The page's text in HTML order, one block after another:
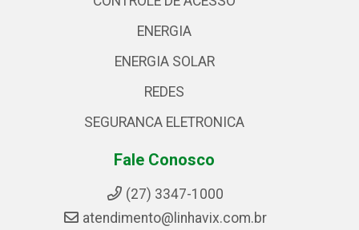
ENERGIA
ENERGIA SOLAR
REDES
SEGURANCA ELETRONICA
Fale Conosco
(27) 3347-1000
atendimento@linhavix.com.br